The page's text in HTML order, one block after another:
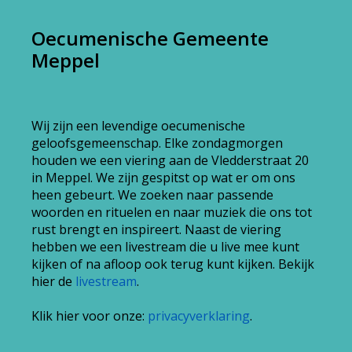
Oecumenische Gemeente
Meppel
Wij zijn een levendige oecumenische
geloofsgemeenschap. Elke zondagmorgen
houden we een viering aan de Vledderstraat 20
in Meppel. We zijn gespitst op wat er om ons
heen gebeurt. We zoeken naar passende
woorden en rituelen en naar muziek die ons tot
rust brengt en inspireert. Naast de viering
hebben we een livestream die u live mee kunt
kijken of na afloop ook terug kunt kijken. Bekijk
hier de livestream.
Klik hier voor onze: privacyverklaring.